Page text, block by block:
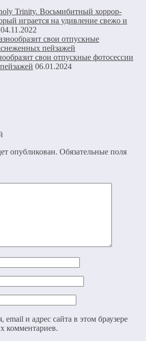
Trinity. Восьмибитный хоррор-
играется на удивление свежо и
04.11.2022
свои отпускные фотосессии
06.01.2024
опубликован. Обязательные поля
и адрес сайта в этом браузере
комментариев.